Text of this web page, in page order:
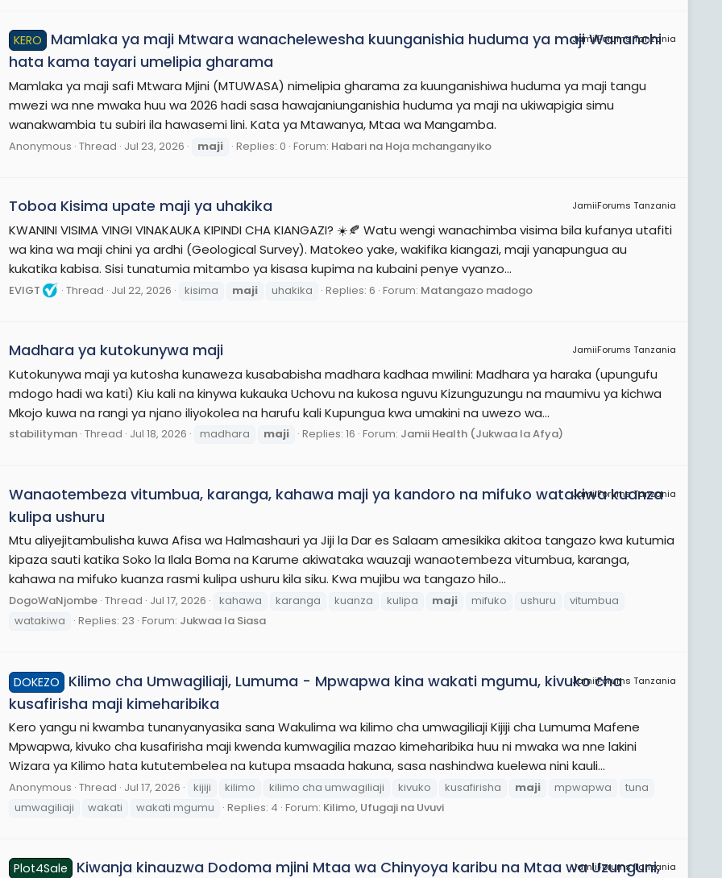
JamiiForums Tanzania
KERO
Mamlaka ya maji Mtwara wanachelewesha kuunganishia huduma ya maji Wananchi
hata kama tayari umelipia gharama
Mamlaka ya maji safi Mtwara Mjini (MTUWASA) nimelipia gharama za kuunganishiwa huduma ya maji tangu
mwezi wa nne mwaka huu wa 2026 hadi sasa hawajaniunganishia huduma ya maji na ukiwapigia simu
wanakwambia tu subiri ila hawasemi lini. Kata ya Mtawanya, Mtaa wa Mangamba.
Anonymous Thread Jul 23, 2026 maji Replies: 0 Forum: Habari na Hoja mchanganyiko
JamiiForums Tanzania
Toboa Kisima upate maji ya uhakika
KWANINI VISIMA VINGI VINAKAUKA KIPINDI CHA KIANGAZI? ☀️🍂 Watu wengi wanachimba visima bila kufanya utafiti
wa kina wa maji chini ya ardhi (Geological Survey). Matokeo yake, wakifika kiangazi, maji yanapungua au
kukatika kabisa. Sisi tunatumia mitambo ya kisasa kupima na kubaini penye vyanzo...
EVIGT Thread Jul 22, 2026 kisima maji uhakika Replies: 6 Forum: Matangazo madogo
JamiiForums Tanzania
Madhara ya kutokunywa maji
Kutokunywa maji ya kutosha kunaweza kusababisha madhara kadhaa mwilini: Madhara ya haraka (upungufu
mdogo hadi wa kati) Kiu kali na kinywa kukauka Uchovu na kukosa nguvu Kizunguzungu na maumivu ya kichwa
Mkojo kuwa na rangi ya njano iliyokolea na harufu kali Kupungua kwa umakini na uwezo wa...
stabilityman Thread Jul 18, 2026 madhara maji Replies: 16 Forum: Jamii Health (Jukwaa la Afya)
JamiiForums Tanzania
Wanaotembeza vitumbua, karanga, kahawa maji ya kandoro na mifuko watakiwa kuanza
kulipa ushuru
Mtu aliyejitambulisha kuwa Afisa wa Halmashauri ya Jiji la Dar es Salaam amesikika akitoa tangazo kwa kutumia
kipaza sauti katika Soko la Ilala Boma na Karume akiwataka wauzaji wanaotembeza vitumbua, karanga,
kahawa na mifuko kuanza rasmi kulipa ushuru kila siku. Kwa mujibu wa tangazo hilo...
DogoWaNjombe Thread Jul 17, 2026 kahawa karanga kuanza kulipa maji mifuko ushuru
vitumbua
watakiwa
Replies: 23 Forum: Jukwaa la Siasa
JamiiForums Tanzania
DOKEZO
Kilimo cha Umwagiliaji, Lumuma - Mpwapwa kina wakati mgumu, kivuko cha
kusafirisha maji kimeharibika
Kero yangu ni kwamba tunanyanyasika sana Wakulima wa kilimo cha umwagiliaji Kijiji cha Lumuma Mafene
Mpwapwa, kivuko cha kusafirisha maji kwenda kumwagilia mazao kimeharibika huu ni mwaka wa nne lakini
Wizara ya Kilimo hata kututembelea na kutupa msaada hakuna, sasa nashindwa kuelewa nini kauli...
Anonymous Thread Jul 17, 2026 kijiji kilimo kilimo cha umwagiliaji kivuko kusafirisha maji mpwapwa
tuna
umwagiliaji
wakati wakati mgumu Replies: 4 Forum: Kilimo, Ufugaji na Uvuvi
JamiiForums Tanzania
Plot4Sale Kiwanja kinauzwa Dodoma mjini Mtaa wa Chinyoya karibu na Mtaa wa Uzunguni,